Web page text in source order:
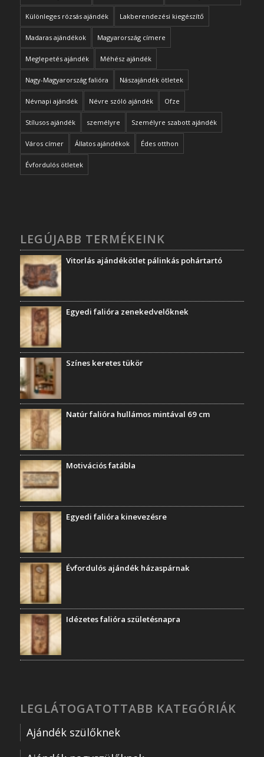
Különleges rózsás ajándék Lakberendezési kiegészítő
Madaras ajándékok Magyarország címere
Meglepetés ajándék Méhész ajándék
Nagy-Magyarország falióra Nászajándék ötletek
Névnapi ajándék Névre szóló ajándék Ofze
Stílusos ajándék személyre Személyre szabott ajándék
Város címer Állatos ajándékok Édes otthon
Évfordulós ötletek
LEGÚJABB TERMÉKEINK
Vitorlás ajándékötlet pálinkás pohártartó
Egyedi falióra zenekedvelőknek
Színes keretes tükör
Natúr falióra hullámos mintával 69 cm
Motivációs fatábla
Egyedi falióra kinevezésre
Évfordulós ajándék házaspárnak
Idézetes falióra születésnapra
LEGLÁTOGATOTTABB KATEGÓRIÁK
Ajándék szülőknek